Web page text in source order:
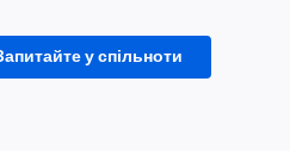
у спільноти